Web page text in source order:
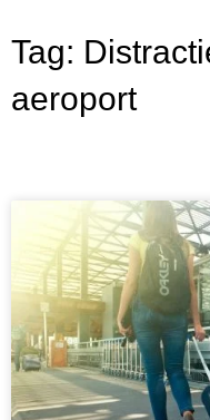
Tag:
aeroport